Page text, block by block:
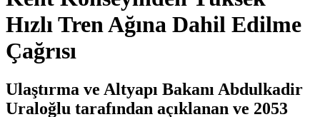
Hızlı Tren Ağına Dahil Edilme
Çağrısı
Ulaştırma ve Altyapı Bakanı Abdulkadir
Uraloğlu tarafından açıklanan ve 2053